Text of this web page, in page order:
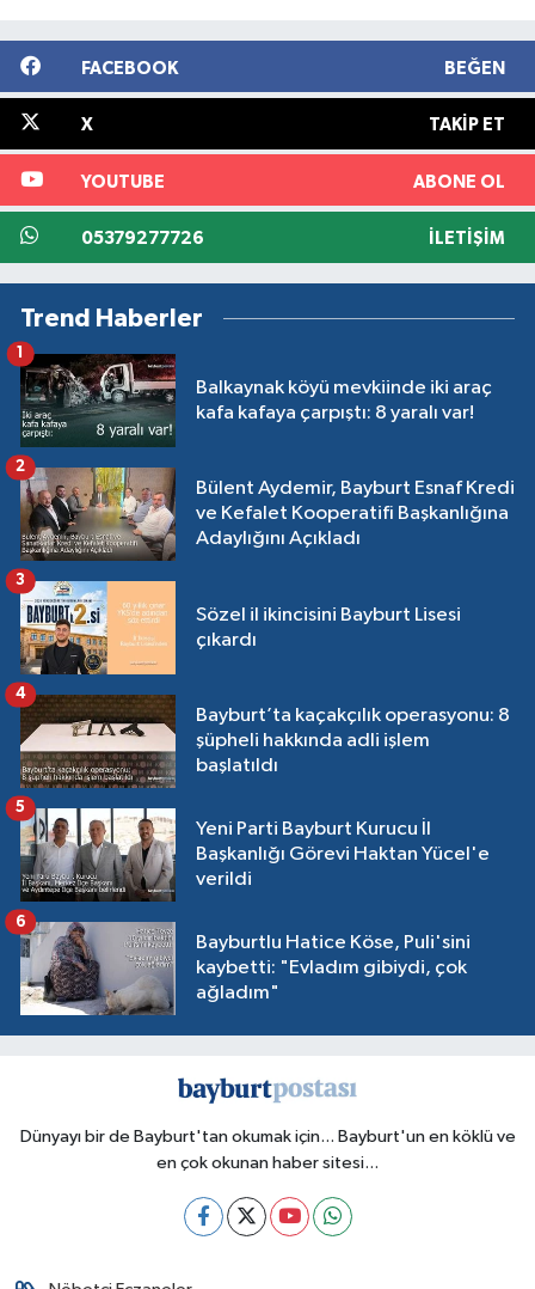
FACEBOOK BEĞEN
X TAKIP ET
YOUTUBE ABONE OL
05379277726 İLETIŞIM
Trend Haberler
Balkaynak köyü mevkiinde iki araç
kafa kafaya çarpıştı: 8 yaralı var!
1
Bülent Aydemir, Bayburt Esnaf Kredi
ve Kefalet Kooperatifi Başkanlığına
Adaylığını Açıkladı
2
Sözel il ikincisini Bayburt Lisesi
çıkardı
3
Bayburt’ta kaçakçılık operasyonu: 8
şüpheli hakkında adli işlem
başlatıldı
4
Yeni Parti Bayburt Kurucu İl
Başkanlığı Görevi Haktan Yücel'e
verildi
5
Bayburtlu Hatice Köse, Puli'sini
kaybetti: "Evladım gibiydi, çok
ağladım"
6
Dünyayı bir de Bayburt'tan okumak için... Bayburt'un en köklü ve
en çok okunan haber sitesi...